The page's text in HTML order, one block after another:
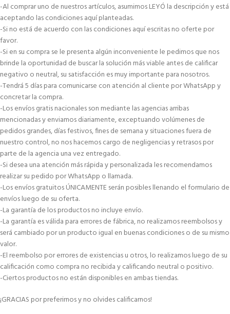
-Al comprar uno de nuestros artículos, asumimos LEYÓ la descripción y está
aceptando las condiciones aquí planteadas.
-Si no está de acuerdo con las condiciones aquí escritas no oferte por
favor.
-Si en su compra se le presenta algún inconveniente le pedimos que nos
brinde la oportunidad de buscar la solución más viable antes de calificar
negativo o neutral, su satisfacción es muy importante para nosotros.
-Tendrá 5 días para comunicarse con atención al cliente por WhatsApp y
concretar la compra.
-Los envíos gratis nacionales son mediante las agencias arribas
mencionadas y enviamos diariamente, exceptuando volúmenes de
pedidos grandes, días festivos, fines de semana y situaciones fuera de
nuestro control, no nos hacemos cargo de negligencias y retrasos por
parte de la agencia una vez entregado.
-Si desea una atención más rápida y personalizada les recomendamos
realizar su pedido por WhatsApp o llamada.
-Los envíos gratuitos ÚNICAMENTE serán posibles llenando el formulario de
envíos luego de su oferta.
-La garantía de los productos no incluye envío.
-La garantía es válida para errores de fábrica, no realizamos reembolsos y
será cambiado por un producto igual en buenas condiciones o de su mismo
valor.
-El reembolso por errores de existencias u otros, lo realizamos luego de su
calificación como compra no recibida y calificando neutral o positivo.
-Ciertos productos no están disponibles en ambas tiendas.
¡GRACIAS por preferirnos y no olvides calificarnos!